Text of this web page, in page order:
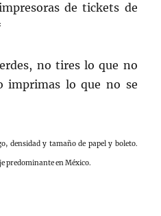
de tickets de
no tires lo que no
imprimas lo que no se
densidad y tamaño de papel y boleto.
predominante en México.